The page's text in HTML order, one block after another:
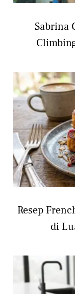
Sabrina
Resep
di